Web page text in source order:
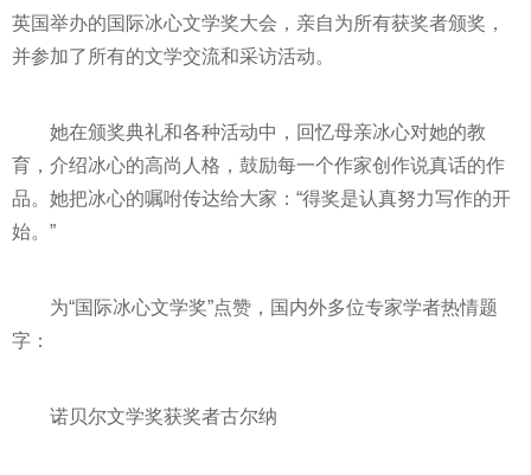
英国举办的国际冰心文学奖大会，亲自为所有获奖者颁奖，
并参加了所有的文学交流和采访活动。
她在颁奖典礼和各种活动中，回忆母亲冰心对她的教
育，介绍冰心的高尚人格，鼓励每一个作家创作说真话的作
品。她把冰心的嘱咐传达给大家：“得奖是认真努力写作的开
始。”
为“国际冰心文学奖”点赞，国内外多位专家学者热情题
字：
诺贝尔文学奖获奖者古尔纳